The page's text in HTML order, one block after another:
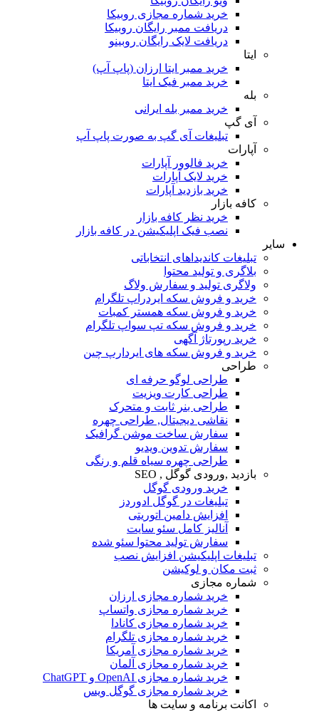
خرید شماره مجازی روبیکا
دریافت ممبر رایگان روبیکا
دریافت لایک رایگان روبینو
خرید ممبر ایتا ارزان (پاپ آپ)
خرید ممبر فیک ایتا
خرید ممبر بله ایرانی
آی گپ
تبلیغات آی گپ به صورت پاپ آپ
آپارات
خرید فالوور آپارات
خرید لایک آپارات
خرید بازدید آپارات
کافه بازار
خرید نظر کافه بازار
نصب فیک اپلیکیشن در کافه بازار
سایر
تبلیغات کاندیداهای انتخاباتی
بلاگری و تولید محتوا
ولاگری تولید و سفارش ولاگ
خرید و فروش سکه ایردراپ تلگرام
خرید و فروش سکه همستر کمبات
خرید و فروش سکه تپ سواپ تلگرام
خرید رپورتاژ آگهی
خرید و فروش سکه های ایردارپ چین
طراحی
طراحی لوگو حرفه ای
طراحی کارت ویزیت
طراحی بنر ثابت و متحرک
نقاشی دیجیتال, طراحی چهره
سفارش ساخت موشن گرافیک
سفارش تدوین ویدیو
طراحی چهره سیاه قلم و رنگی
بازدید ,ورودی گوگل , SEO
خرید ورودی گوگل
تبلیغات در گوگل ادوردز
افزایش دامین اتوریتی
آنالیز کامل سئو سایت
سفارش تولید محتوا سئو شده
تبلیغات اپلیکیشن افزایش نصب
ثبت مکان و لوکیشن
شماره مجازی
خرید شماره مجازی ارزان
خرید شماره مجازی واتساپ
خرید شماره مجازی کانادا
خرید شماره مجازی تلگرام
خرید شماره مجازی آمریکا
خرید شماره مجازی آلمان
خرید شماره مجازی OpenAI و ChatGPT
خرید شماره مجازی گوگل ویس
اکانت برنامه و سایت ها